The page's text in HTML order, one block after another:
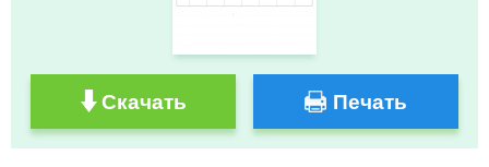
Скачать Печать